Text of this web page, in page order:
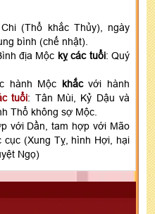
(Thổ khắc Thủy), ngày
bình (chế nhật).
địa Mộc kỵ các tuổi: Quý
hành Mộc khắcvới hành
tuổi: Tân Mùi, Kỷ Dậu và
Thổ không sợ Mộc.
với Dần, tam hợp với Mão
cục (Xung Tỵ, hình Hợi, hại
Ngọ)